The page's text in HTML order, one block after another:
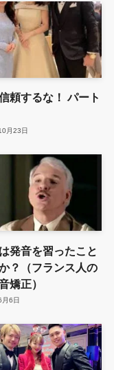
頼するな！ パート
月23日
発音を習ったこと
？（フランス人の
矯正）
6日